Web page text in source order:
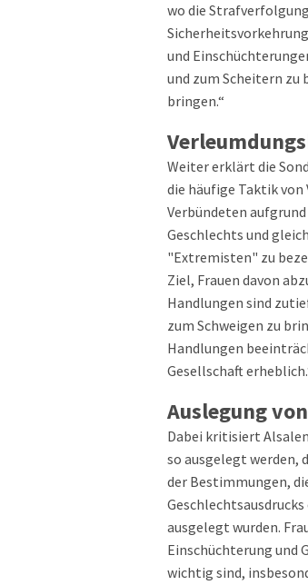
wo die
und
und zum Scheitern zu
bringen.“
Weiter erklärt die
die häufige Taktik von
Verbündeten
Geschlechts und
"Extremisten" zu
Ziel, Frauen davon
Handlungen sind
zum Schweigen zu
Handlungen
Gesellschaft
Auslegung
Dabei kritisiert
so ausgelegt werden,
der Bestimmungen,
ausgelegt wurden.
Einschüchterung und
wichtig sind,